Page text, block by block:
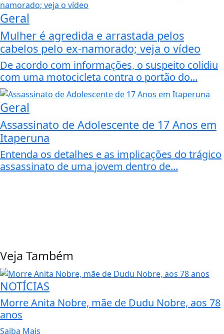
Geral
Mulher é agredida e arrastada pelos
cabelos pelo ex-namorado; veja o vídeo
De acordo com informações, o suspeito colidiu
com uma motocicleta contra o portão do...
Geral
Assassinato de Adolescente de 17 Anos em
Itaperuna
Entenda os detalhes e as implicações do trágico
assassinato de uma jovem dentro de...
Veja Também
NOTÍCIAS
Morre Anita Nobre, mãe de Dudu Nobre, aos 78
anos
Saiba Mais